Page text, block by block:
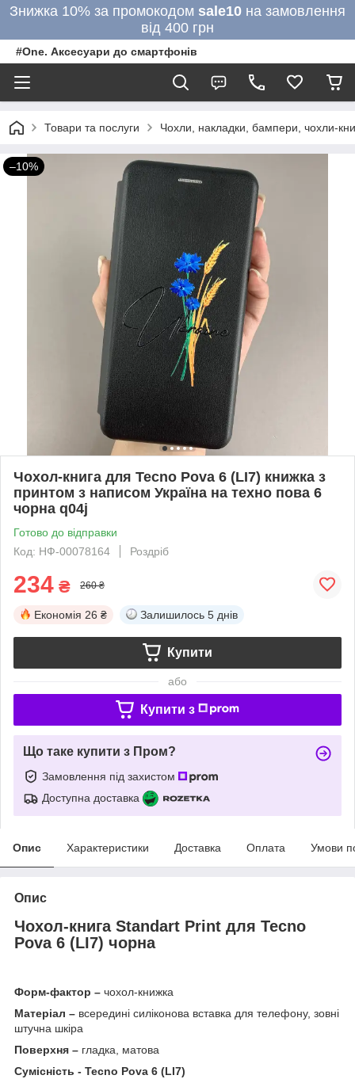
Знижка 10% за промокодом sale10 на замовлення
від 400 грн
#One. Аксесуари до смартфонів
Товари та послуги Чохли, накладки, бампери, чохли-
–10%
Чохол-книга для Tecno Pova 6 (LI7) книжка з
принтом з написом Україна на техно пова 6
чорна q04j
Готово до відправки
Код: НФ-00078164
Роздріб
234 ₴ 260 ₴
Економія 26 ₴ Залишилось 5 днів
Купити
або
Купити з
Що таке купити з Пром?
Замовлення під захистом
Доступна доставка
Опис Характеристики Доставка Оплата Умови
Опис
Чохол-книга Standart Print для Tecno
Pova 6 (LI7) чорна
Форм-фактор – чохол-книжка
Матеріал – всередині силіконова вставка для телефону, зовні
штучна шкіра
Поверхня – гладка, матова
Сумісність - Tecno Pova 6 (LI7)